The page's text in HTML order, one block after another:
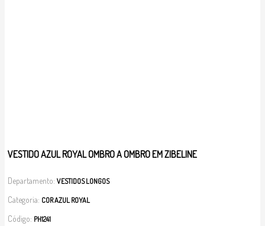
VESTIDO AZUL ROYAL OMBRO A OMBRO EM ZIBELINE
Departamento: VESTIDOS LONGOS
Categoria: COR AZUL ROYAL
Código: PH1241